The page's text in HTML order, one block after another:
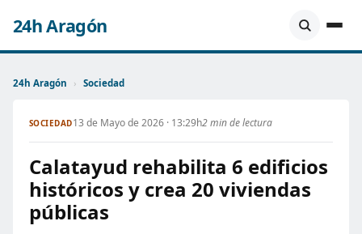
24h Aragón
24h Aragón › Sociedad
SOCIEDAD13 de Mayo de 2026 · 13:29h2 min de lectura
Calatayud rehabilita 6 edificios
históricos y crea 20 viviendas
públicas